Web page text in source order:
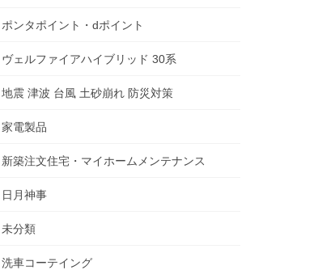
ポンタポイント・dポイント
ヴェルファイアハイブリッド 30系
地震 津波 台風 土砂崩れ 防災対策
家電製品
新築注文住宅・マイホームメンテナンス
日月神事
未分類
洗車コーテイング